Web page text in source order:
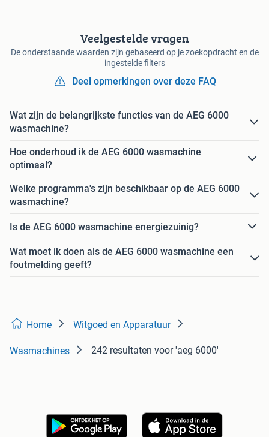
Veelgestelde vragen
De onderstaande waarden zijn gebaseerd op je zoekopdracht en de
ingestelde filters
Deel opmerkingen over deze FAQ
Wat zijn de belangrijkste functies van de AEG 6000
wasmachine?
Hoe onderhoud ik de AEG 6000 wasmachine
optimaal?
Welke programma's zijn beschikbaar op de AEG 6000
wasmachine?
Is de AEG 6000 wasmachine energiezuinig?
Wat moet ik doen als de AEG 6000 wasmachine een
foutmelding geeft?
Home Witgoed en Apparatuur
Wasmachines 242 resultaten voor 'aeg 6000'